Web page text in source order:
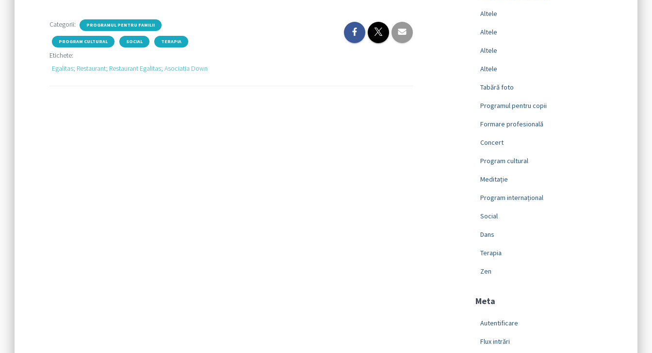
Categorii: PROGRAMUL PENTRU FAMILII
PROGRAM CULTURAL SOCIAL TERAPIA
Etichete:
Egalitas; Restaurant; Restaurant Egalitas; Asociatia Down
Altele
Altele
Altele
Altele
Tabără foto
Programul pentru copii
Formare profesională
Concert
Program cultural
Meditație
Program internațional
Social
Dans
Terapia
Zen
Meta
Autentificare
Flux intrări